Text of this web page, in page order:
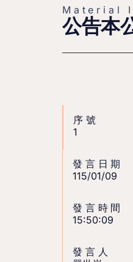
Material
公告本
序號
1
發言日期
115/01/09
發言時間
15:50:09
發言人